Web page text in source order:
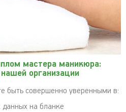
мастера маникюра:
организации
быть совершенно уверенными в:
на бланке